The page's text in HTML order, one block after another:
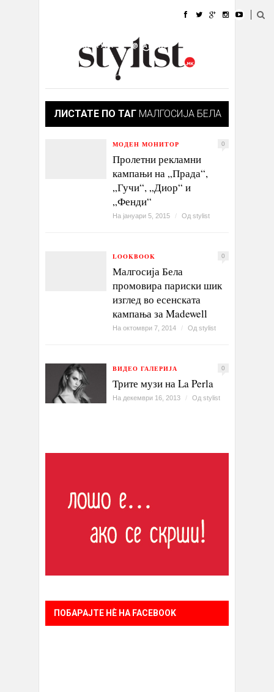
УБАВИНА
КУЛТУРА @РАБОТА
ИЗЛОГ
ЛИСТАТЕ ПО ТАГ МАЛГОСИЈА БЕЛА
МОДЕН МОНИТОР 0
Пролетни рекламни
кампањи на „Прада“,
„Гучи“, „Диор“ и
„Фенди“
На јануари 5, 2015 / Од stylist
LOOKBOOK 0
Малгосија Бела
промовира париски шик
изглед во есенската
кампања за Madewell
На октомври 7, 2014 / Од stylist
ВИДЕО ГАЛЕРИЈА 0
Трите музи на La Perla
На декември 16, 2013 / Од stylist
ПОБАРАЈТЕ НÈ НА FACEBOOK